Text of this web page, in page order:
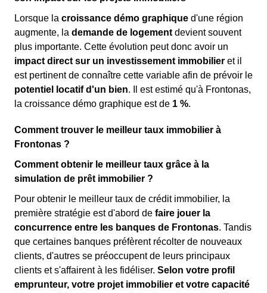
Lorsque la croissance démo graphique d'une région
augmente, la demande de logement devient souvent
plus importante. Cette évolution peut donc avoir un
impact direct sur un investissement immobilier et il
est pertinent de connaître cette variable afin de prévoir le
potentiel locatif d'un bien. Il est estimé qu'à Frontonas,
la croissance démo graphique est de 1 %.
Comment trouver le meilleur taux immobilier à
Frontonas ?
Comment obtenir le meilleur taux grâce à la
simulation de prêt immobilier ?
Pour obtenir le meilleur taux de crédit immobilier, la
première stratégie est d'abord de faire jouer la
concurrence entre les banques de Frontonas. Tandis
que certaines banques préfèrent récolter de nouveaux
clients, d'autres se préoccupent de leurs principaux
clients et s'affairent à les fidéliser. Selon votre profil
emprunteur, votre projet immobilier et votre capacité